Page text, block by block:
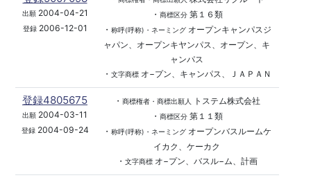
出願2004-04-21
登録2006-12-01
・ 商標区分第１６類
・ 称呼(呼称)・ネーミングオープンキャンパスジ
ャパン、オープンキヤンパス、オープン、キ
ャンパス
・ 文字商標オ−プン、キャンパス、ＪＡＰＡＮ
登録4805675
出願 2004-03-11
登録2004-09-24
・ 商標権者・商標出願人
トステム株式会社
・ 商標区分第１１類
・ 称呼(呼称)・ネーミングオープンバスルームケ
イカク、ケーカク
・ 文字商標オ−プン、バスル−ム、計画